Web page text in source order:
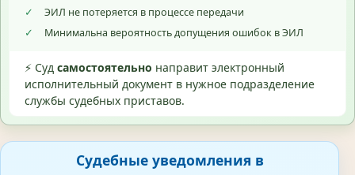
✓
ЭИЛ не потеряется в процессе передачи
✓
Минимальна вероятность допущения ошибок в ЭИЛ
⚡ Суд самостоятельно направит электронный
исполнительный документ в нужное подразделение
службы судебных приставов.
Судебные уведомления в